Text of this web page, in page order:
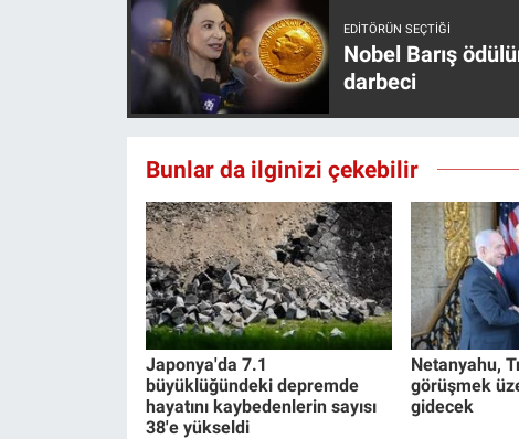
EDITÖRÜN SEÇTIĞI
Nobel Barış
darbeci
Bunlar da ilginizi çekebilir
Japonya'da 7.1
büyüklüğündeki depremde
hayatını kaybedenlerin sayısı
38'e yükseldi
Netanyahu,
görüşmek
gidecek